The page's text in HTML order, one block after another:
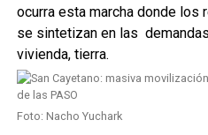
ocurra esta marcha donde
se sintetizan en las
vivienda, tierra.
Foto: Nacho Yuchark